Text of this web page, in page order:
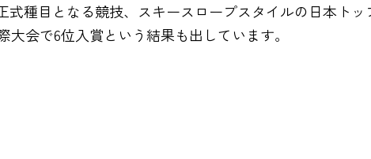
式種目となる競技、スキースロープスタイルの日本ト
会で6位入賞という結果も出しています。